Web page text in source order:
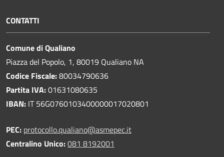
CONTATTI
Comune di Qualiano
Piazza del Popolo, 1, 80019 Qualiano NA
Codice Fiscale:80034790636
Partita IVA:01631080635
IBAN: IT 56G0760103400000017020801
PEC: protocollo.qualiano@asmepec.it
Centralino Unico:081 8192001